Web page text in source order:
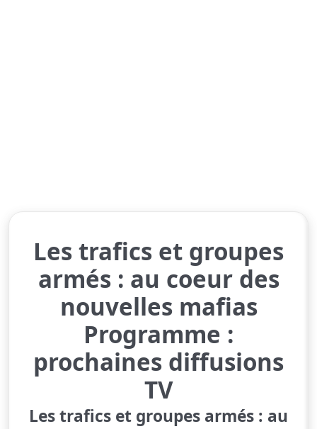
Les trafics et groupes
armés : au coeur des
nouvelles mafias
Programme :
prochaines diffusions
TV
Les trafics et groupes armés : au